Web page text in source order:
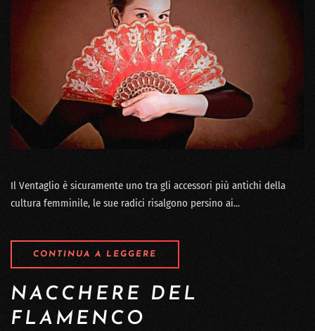
Il Ventaglio è sicuramente uno tra gli accessori più antichi della
cultura femminile, le sue radici risalgono persino ai...
CONTINUA A LEGGERE
NACCHERE DEL
FLAMENCO